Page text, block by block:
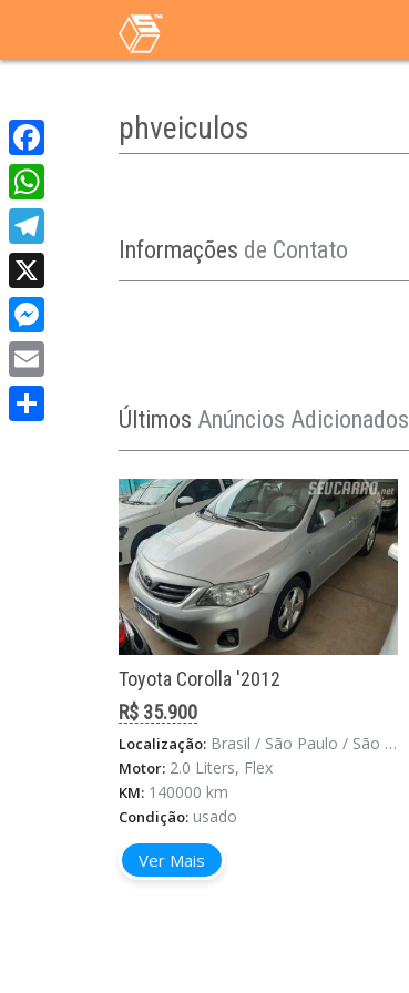
phveiculos
Informações de Contato
Últimos Anúncios Adicionados
Toyota Corolla '2012
R$ 35.900
Localização: Brasil / São Paulo / São Paulo
Motor: 2.0 Liters, Flex
KM: 140000 km
Condição: usado
Ver Mais
Facebook
WhatsApp
Telegram
X
Messenger
Email